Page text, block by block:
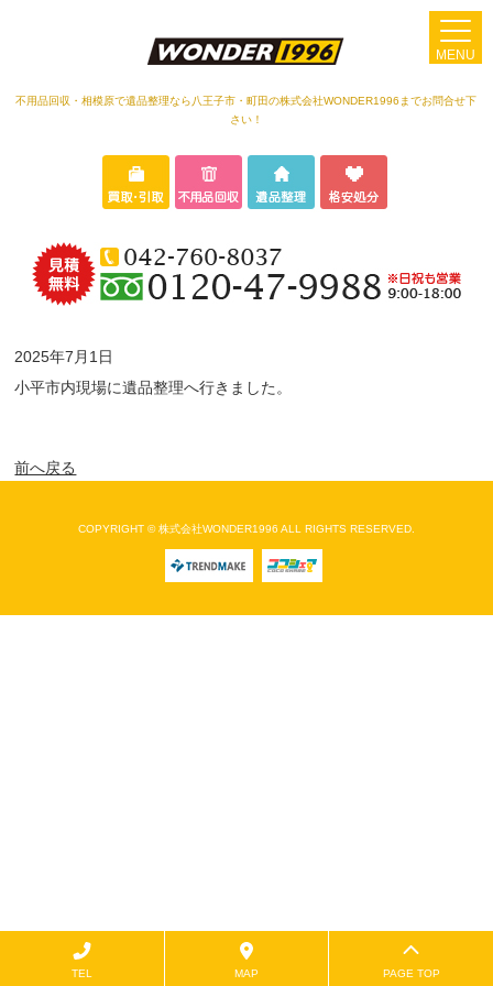
不用品回収・相模原で遺品整理なら八王子市・町田の株式会社WONDER1996までお問合せ下
さい！
MENU
2025年7月1日
小平市内現場に遺品整理へ行きました。
前へ戻る
COPYRIGHT © 株式会社WONDER1996 ALL RIGHTS RESERVED.
TEL MAP PAGE TOP